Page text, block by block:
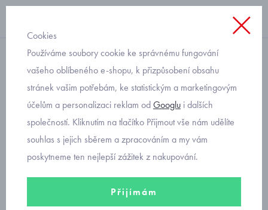
krátký rukáv
bílá dětská košile s krátkým
rukávem Mayoral 3116-10
Cookies
Používáme soubory cookie ke správnému fungování
vašeho oblíbeného e-shopu, k přizpůsobení obsahu
stránek vašim potřebám, ke statistickým a marketingovým
účelům a personalizaci reklam odGooglu i dalších
společností. Kliknutím na tlačítko Přijmout vše nám udělíte
souhlas s jejich sběrem a zpracováním a my vám
poskytneme ten nejlepší zážitek z nakupování.
Přijímám